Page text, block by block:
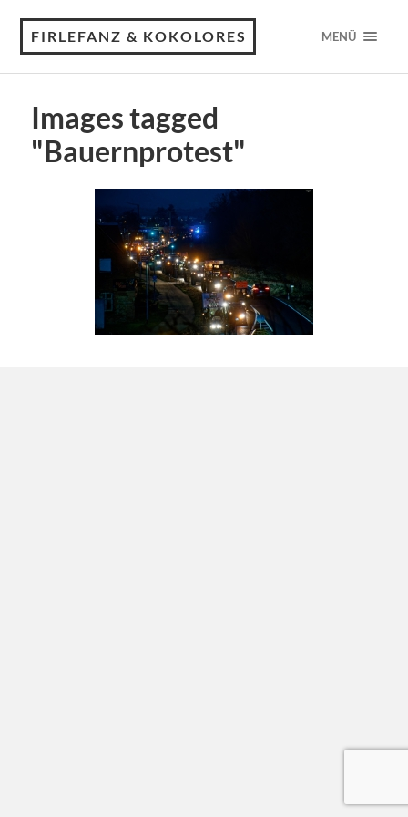
FIRLEFANZ & KOKOLORES MENÜ
Images tagged
"Bauernprotest"